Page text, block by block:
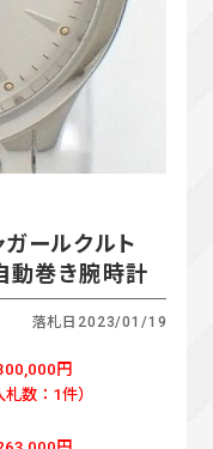
ールクルト
動巻き腕時計
落札日 2023/01/19
円
札数：1件）